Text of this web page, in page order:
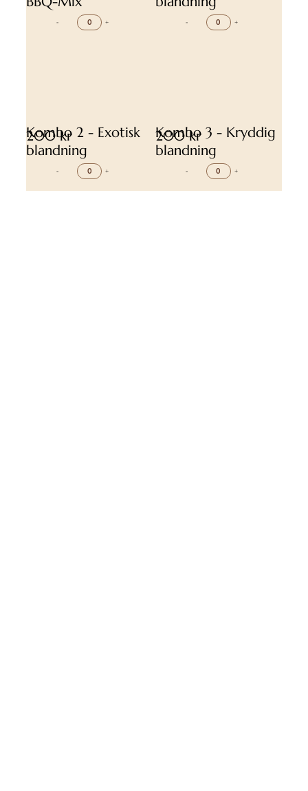
- + - +
200 kr
Kombo 2 - Exotisk
blandning
- +
200 kr
Kombo 3 - Kryddig
blandning
- +